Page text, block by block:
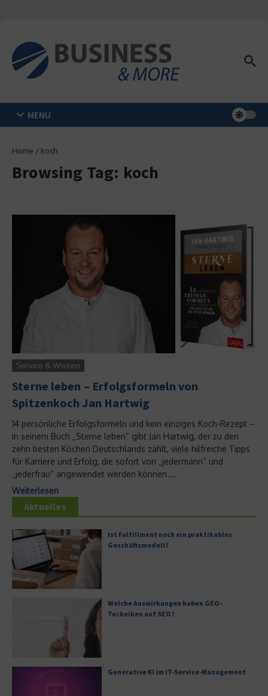
MENU
Home / koch
Browsing Tag: koch
Service & Wissen
Sterne leben – Erfolgsformeln von
Spitzenkoch Jan Hartwig
14 persönliche Erfolgsformeln und kein einziges Koch-Rezept –
in seinem Buch „Sterne leben“ gibt Jan Hartwig, der zu den
zehn besten Köchen Deutschlands zählt, viele hilfreiche Tipps
für Karriere und Erfolg, die sofort von „jedermann“ und
„jederfrau“ angewendet werden können....
Weiterlesen
Aktuelles
Ist Fulfillment noch ein praktikables
Geschäftsmodell?
Welche Auswirkungen haben GEO-
Techniken auf SEO?
Generative KI im IT-Service-Management